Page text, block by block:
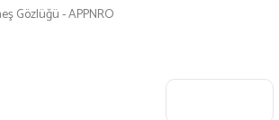
Gözlüğü - APPNRO